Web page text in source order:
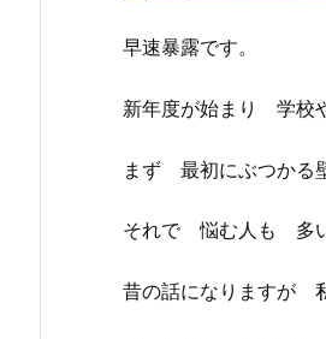
早速暴露です。
新年度が始まり 学校
まず 最初にぶつかる
それで 悩む人も 多い
昔の話になりますが